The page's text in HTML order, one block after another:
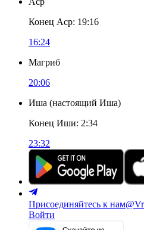
Конец Аср: 19:16
16:24
Магриб
20:06
Иша (настоящий Иша)
Конец Иши: 2:34
23:32
Присоединяйтесь к нам
Войти